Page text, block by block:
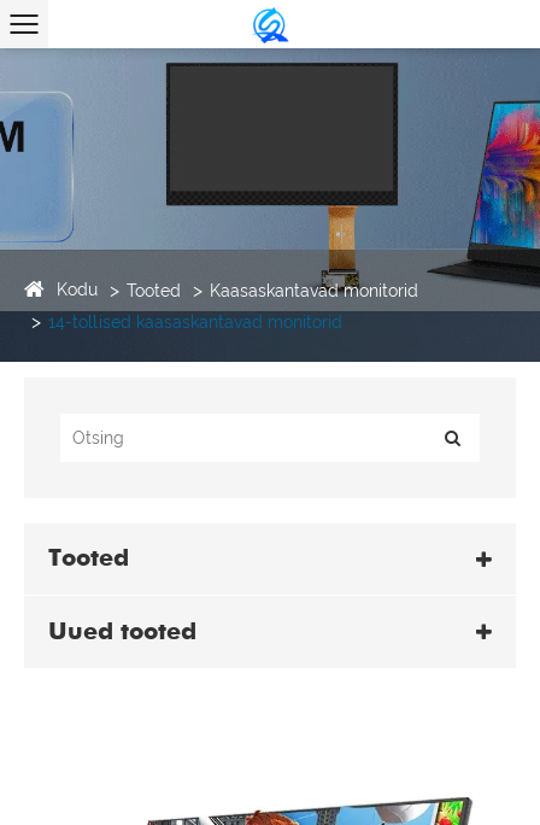
Kodu Tooted
Kaasaskantavad monitorid
14-tollised kaasaskantavad monitorid
Tooted
Uued tooted